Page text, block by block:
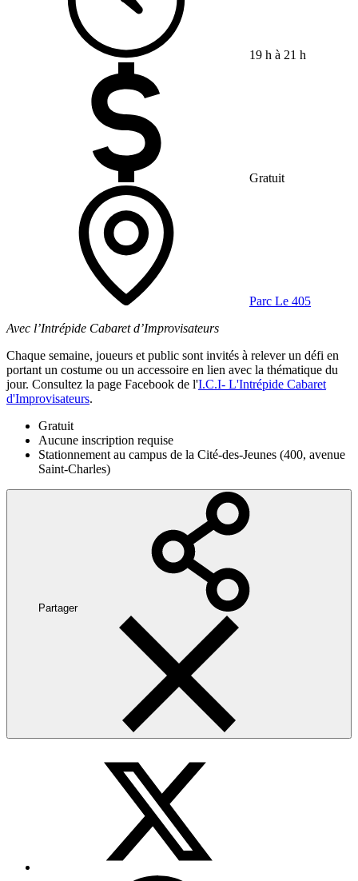
19 h à 21 h
Gratuit
Parc Le 405
Avec l’Intrépide Cabaret d’Improvisateurs
Chaque semaine, joueurs et public sont invités à relever un défi en
portant un costume ou un accessoire en lien avec la thématique du
jour. Consultez la page Facebook de l'I.C.I- L'Intrépide Cabaret
d'Improvisateurs.
Gratuit
Aucune inscription requise
Stationnement au campus de la Cité-des-Jeunes (400, avenue
Saint-Charles)
Partager